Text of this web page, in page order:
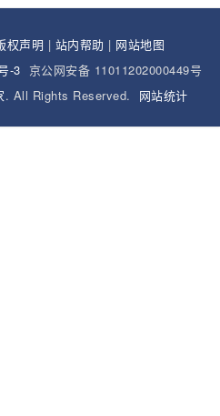
权声明 | 站内帮助 | 网站地图
-3 京公网安备 11011202000449号
. All Rights Reserved. 网站统计